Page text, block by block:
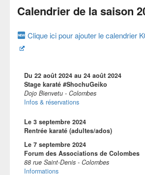
Calendrier de la saison
Clique ici pour ajouter le calendrier
Du 22 août 2024 au 24 août 2024
Stage karaté #ShochuGeiko
Dojo Bienvetu - Colombes
Infos & réservations
Le 3 septembre 2024
Rentrée karaté (adultes/ados)
Le 7 septembre 2024
Forum des Associations de Colombes
88 rue Saint-Denis - Colombes
Informations